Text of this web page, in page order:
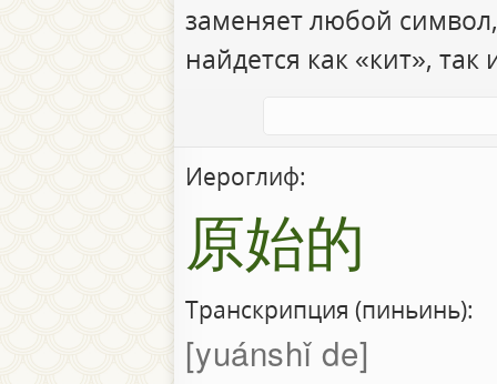
заменяет любой
найдется как «кит», так
Иероглиф:
原始的
Транскрипция (пиньинь):
yuánshǐ de